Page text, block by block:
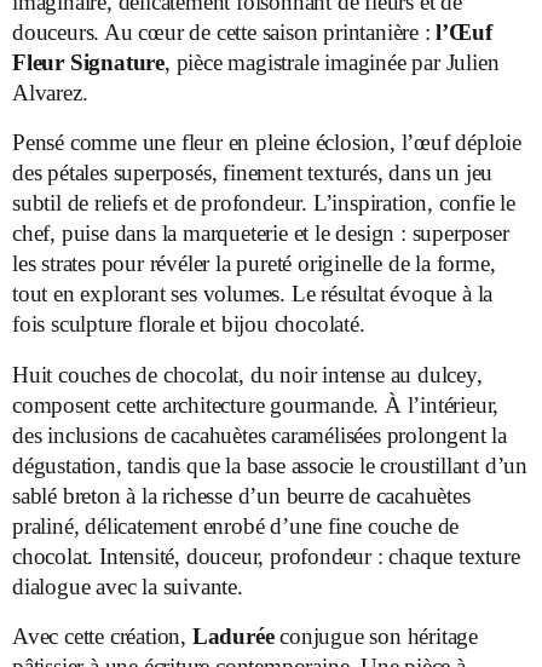
douceurs. Au cœur de cette saison printanière :l’Œuf
Fleur Signature, pièce magistrale imaginée parJulien
Alvarez.
Pensé comme une fleur en pleine éclosion, l’œuf déploie
des pétales superposés, finement texturés, dans un jeu
subtil de reliefs et de profondeur. L’inspiration, confie le
chef, puise dans la marqueterie et le design : superposer
les strates pour révéler la pureté originelle de la forme,
tout en explorant ses volumes. Le résultat évoque à la
fois sculpture florale et bijou chocolaté.
Huit couches de chocolat, du noir intense au dulcey,
composent cette architecture gourmande. À l’intérieur,
des inclusions de cacahuètes caramélisées prolongent la
dégustation, tandis que la base associe le croustillant d’un
sablé breton à la richesse d’un beurre de cacahuètes
praliné, délicatement enrobé d’une fine couche de
chocolat. Intensité, douceur, profondeur : chaque texture
dialogue avec la suivante.
Avec cette création, Laduréeconjugue son héritage